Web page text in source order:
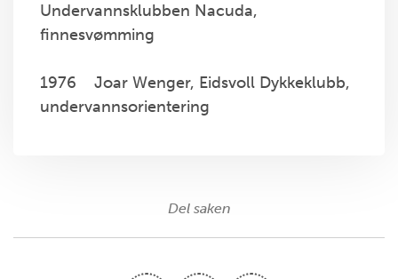
Undervannsklubben Nacuda,
finnesvømming
1976 Joar Wenger, Eidsvoll Dykkeklubb,
undervannsorientering
Del saken